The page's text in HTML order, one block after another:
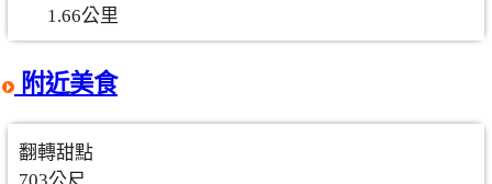
1.66公里
附近美食
翻轉甜點